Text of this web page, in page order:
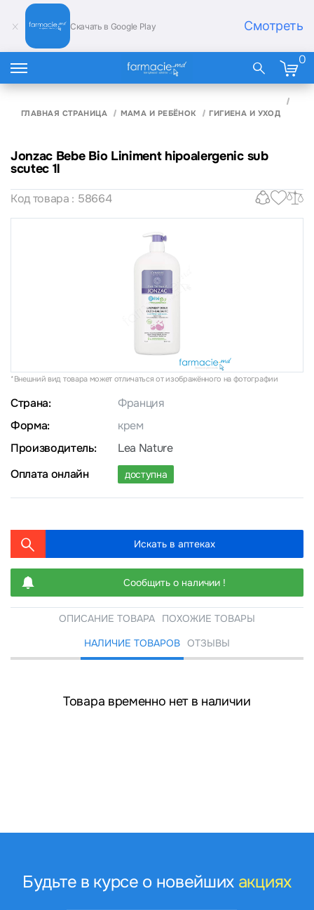
Скачать в Google Play Смотреть
0
ГЛАВНАЯ СТРАНИЦА МАМА И РЕБЁНОК ГИГИЕНА И УХОД
Jonzac Bebe Bio Liniment hipoalergenic sub
scutec 1l
Код товара : 58664
*Внешний вид товара может отличаться от изображённого на фотографии
Страна:
Франция
Форма:
крем
Производитель:
Lea Nature
Оплата онлайн
доступна
Искать в аптеках
Сообщить о наличии !
ОПИСАНИЕ ТОВАРА
ПОХОЖИЕ ТОВАРЫ
НАЛИЧИЕ ТОВАРОВ ОТЗЫВЫ
Товара временно нет в наличии
Будьте в курсе о новейших акциях